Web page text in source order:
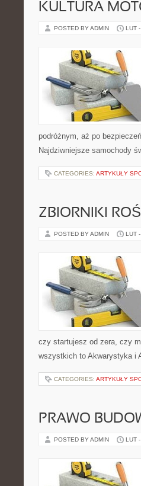
KULTURA
POSTED BY ADMIN LUT
podróżnym, aż po
Najdziwniejsze samochody
CATEGORIES: ARTYKUŁY
ZBIORNIKI
POSTED BY ADMIN LUT
czy startujesz od zera, czy
wszystkich to Akwarystyka i
CATEGORIES: ARTYKUŁY
PRAWO
POSTED BY ADMIN LUT